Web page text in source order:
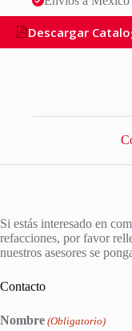
Descargar
Si estás interesado en
refacciones, por favor
nuestros asesores se
Contacto
Nombre (Obligatorio)